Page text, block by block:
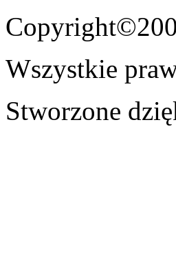
Wszystkie
Stworzone